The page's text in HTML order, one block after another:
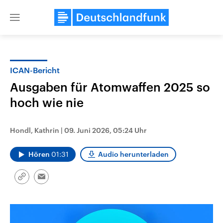
Close
Landtagswahl Sachsen-Anhalt
2026
September 2026 einen neuen
Landtag. Seit 2021 wird das
Bundesland von einer Koalition aus
gehören die Vereinigten
den mächtigsten Ländern
mit großem Einfluss auf
ICAN-Bericht
Ausgaben für Atomwaffen 2025 so
hoch wie nie
Hondl, Kathrin | 09. Juni 2026, 05:24 Uhr
Hören 01:31 Audio herunterladen
Link
Email